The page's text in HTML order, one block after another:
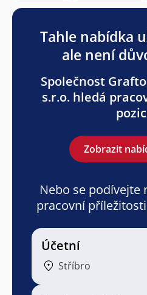
Tahle nabídka
ale není
Společnost
s.r.o. hledá
Zobrazit
Nebo se podívejte
pracovní
Účetní
Stříbro